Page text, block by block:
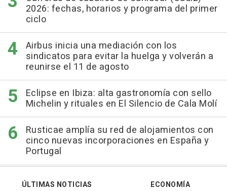
2026: fechas, horarios y programa del primer
ciclo
Airbus inicia una mediación con los
sindicatos para evitar la huelga y volverán a
reunirse el 11 de agosto
Eclipse en Ibiza: alta gastronomía con sello
Michelin y rituales en El Silencio de Cala Molí
Rusticae amplía su red de alojamientos con
cinco nuevas incorporaciones en España y
Portugal
ÚLTIMAS NOTICIAS
ECONOMÍA